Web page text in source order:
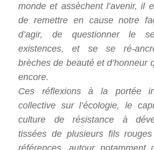
monde et assèchent l’avenir, il
de remettre en cause notre
d’agir, de questionner le
existences, et se se ré-
brèches de beauté et d’honneur
encore.
Ces réflexions à la portée
collective sur l’écologie, le
culture de résistance à
tissées de plusieurs fils
références, autour notamment